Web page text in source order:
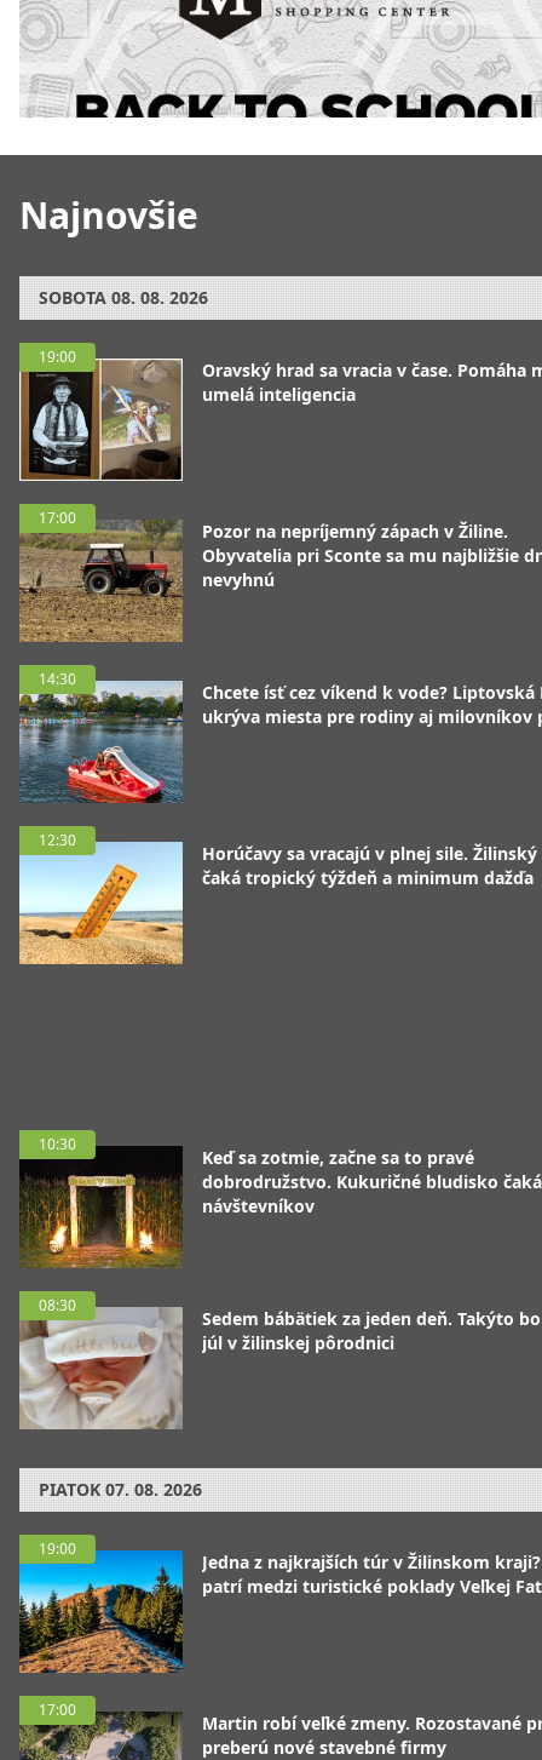
Najnovšie
SOBOTA 08. 08. 2026
19:00
Oravský hrad sa vracia v čase. Pomáha
umelá inteligencia
17:00
Pozor na nepríjemný zápach v Žiline.
Obyvatelia pri Sconte sa mu najbližšie
nevyhnú
14:30
Chcete ísť cez víkend k vode? Liptovská
ukrýva miesta pre rodiny aj milovníkov
12:30
Horúčavy sa vracajú v plnej sile.
čaká tropický týždeň a minimum dažďa
10:30
Keď sa zotmie, začne sa to pravé
dobrodružstvo. Kukuričné bludisko
návštevníkov
08:30
Sedem bábätiek za jeden deň. Takýto
júl v žilinskej pôrodnici
PIATOK 07. 08. 2026
19:00
Jedna z najkrajších túr v Žilinskom
patrí medzi turistické poklady Veľkej
17:00
Martin robí veľké zmeny. Rozostavané
preberú nové stavebné firmy